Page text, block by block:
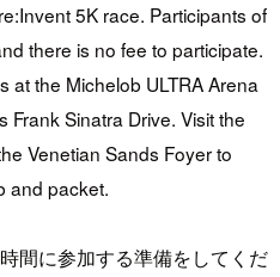
5K race. Participants of
there is no fee to participate.
at the Michelob ULTRA Arena
Sinatra Drive. Visit the
Venetian Sands Foyer to
and packet.
間に参加する準備をしてくだ